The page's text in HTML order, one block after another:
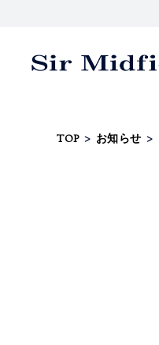
TOP > お知らせ >